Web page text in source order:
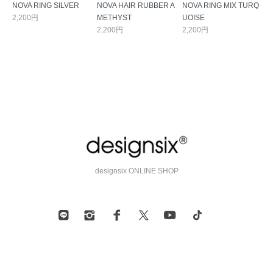
NOVA RING SILVER
2,200円
NOVA HAIR RUBBER A
METHYST
2,200円
NOVA RING MIX TURQ
UOISE
2,200円
designsix ONLINE SHOP